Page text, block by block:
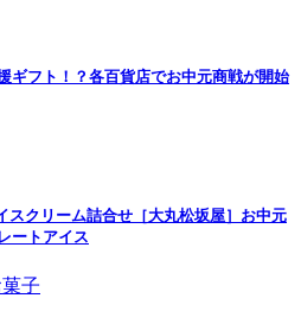
ギフト！？各百貨店でお中元商戦が開始
スクリーム詰合せ［大丸松坂屋］お中元
ートアイス
子